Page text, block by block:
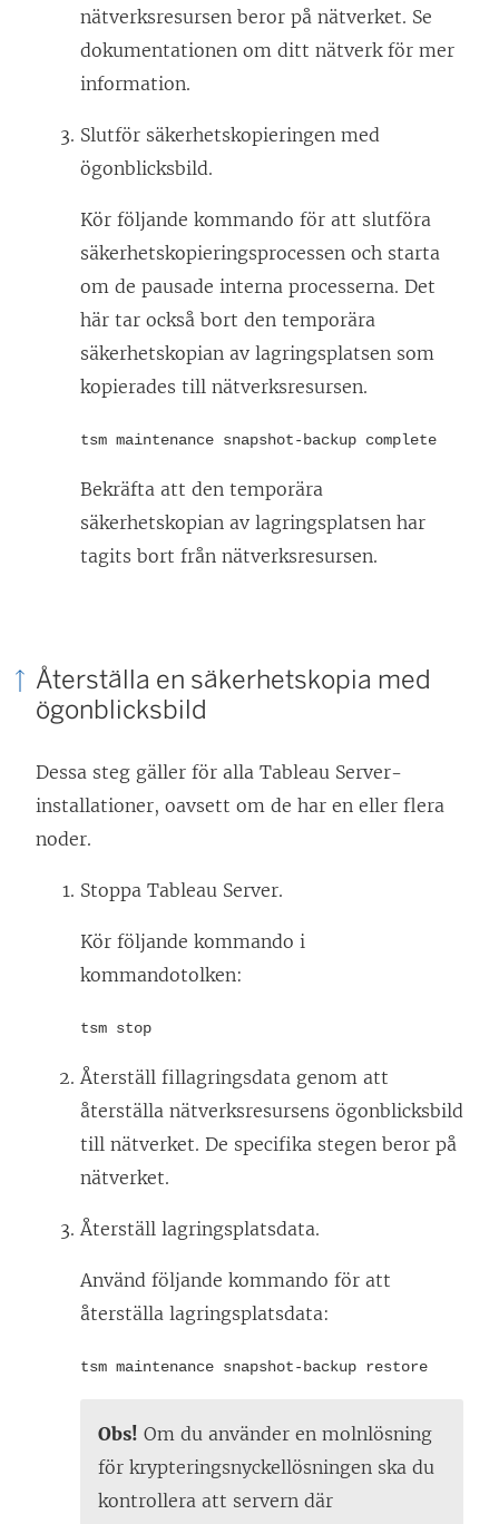
nätverksresursen beror på nätverket. Se
dokumentationen om ditt nätverk för mer
information.
Slutför säkerhetskopieringen med
ögonblicksbild.
Kör följande kommando för att slutföra
säkerhetskopieringsprocessen och starta
om de pausade interna processerna. Det
här tar också bort den temporära
säkerhetskopian av lagringsplatsen som
kopierades till nätverksresursen.
tsm maintenance snapshot-backup complete
Bekräfta att den temporära
säkerhetskopian av lagringsplatsen har
tagits bort från nätverksresursen.
Återställa en säkerhetskopia med
ögonblicksbild
Dessa steg gäller för alla Tableau Server-
installationer, oavsett om de har en eller flera
noder.
Stoppa Tableau Server.
Kör följande kommando i
kommandotolken:
tsm stop
Återställ fillagringsdata genom att
återställa nätverksresursens ögonblicksbild
till nätverket. De specifika stegen beror på
nätverket.
Återställ lagringsplatsdata.
Använd följande kommando för att
återställa lagringsplatsdata:
tsm maintenance snapshot-backup restore
Obs! Om du använder en molnlösning
för krypteringsnyckellösningen ska du
kontrollera att servern där